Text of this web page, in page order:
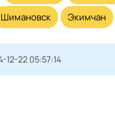
Шимановск Экимчан
12-22 05:57:14